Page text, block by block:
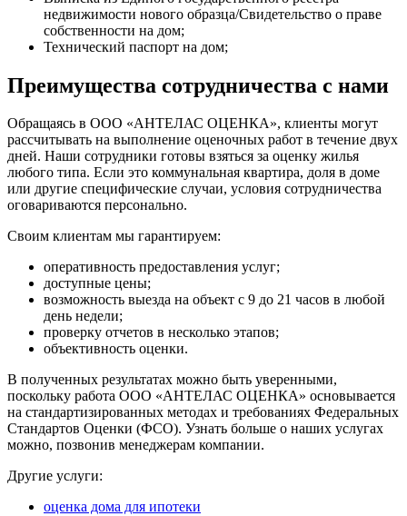
недвижимости нового образца/Свидетельство о праве
собственности на дом;
Технический паспорт на дом;
Преимущества сотрудничества с нами
Обращаясь в ООО «АНТЕЛАС ОЦЕНКА», клиенты могут
рассчитывать на выполнение оценочных работ в течение двух
дней. Наши сотрудники готовы взяться за оценку жилья
любого типа. Если это коммунальная квартира, доля в доме
или другие специфические случаи, условия сотрудничества
оговариваются персонально.
Своим клиентам мы гарантируем:
оперативность предоставления услуг;
доступные цены;
возможность выезда на объект с 9 до 21 часов в любой
день недели;
проверку отчетов в несколько этапов;
объективность оценки.
В полученных результатах можно быть уверенными,
поскольку работа ООО «АНТЕЛАС ОЦЕНКА» основывается
на стандартизированных методах и требованиях Федеральных
Стандартов Оценки (ФСО). Узнать больше о наших услугах
можно, позвонив менеджерам компании.
Другие услуги:
оценка дома для ипотеки